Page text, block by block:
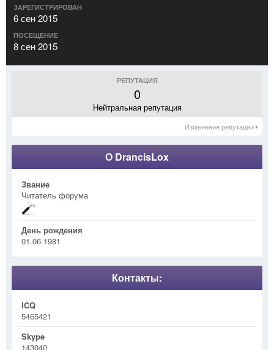
ЗАРЕГИСТРИРОВАН
6 сен 2015
ПОСЕЩЕНИЕ
8 сен 2015
РЕПУТАЦИЯ
0
Нейтральная репутация
Изменения репутации
О DrancisLox
Звание
Читатель форума
День рождения
01.06.1981
Контакты:
ICQ
5465421
Skype
143040